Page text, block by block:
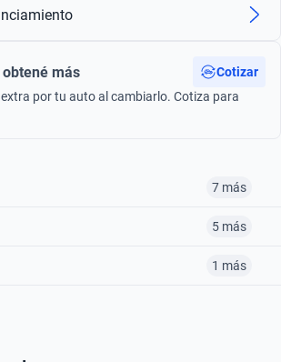
más
Cotizar
por tu auto al cambiarlo. Cotiza para
7 más
5 más
1 más